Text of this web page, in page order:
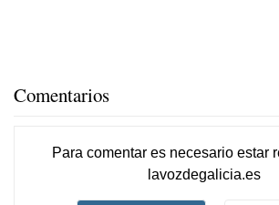
Comentarios
Para comentar es necesario estar
lavozdegalicia.es